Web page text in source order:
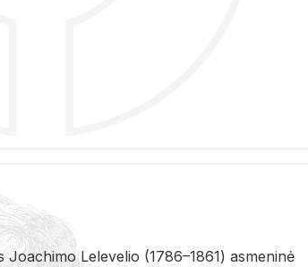
Le­le­ve­lio (1786–1861) as­me­ni­nė